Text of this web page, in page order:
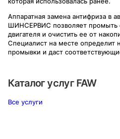
Аппаратная замена антифриза в
ШИНСЕРВИС позволяет промыть
двигателя и очистить ее от
Специалист на месте определит
промывки и даст
Каталог услуг FAW
Все услуги